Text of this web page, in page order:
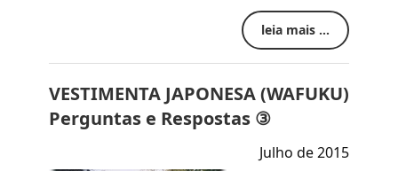
leia mais ...
VESTIMENTA JAPONESA (WAFUKU)
Perguntas e Respostas ③
Julho de 2015